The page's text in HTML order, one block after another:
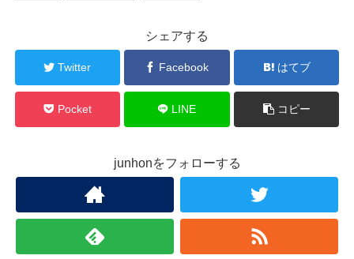
シェアする
Twitter Facebook はてブ
Pocket LINE コピー
junhonをフォローする